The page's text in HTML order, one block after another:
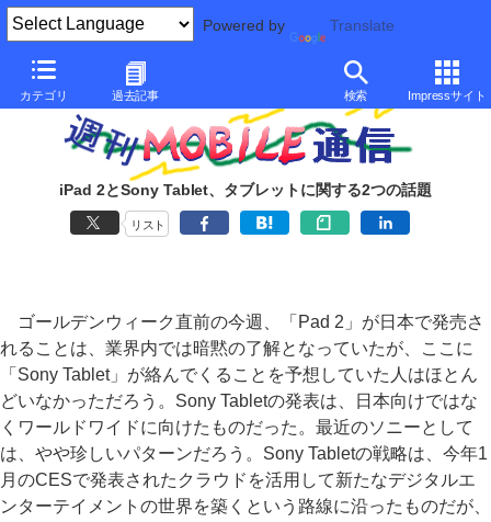
Powered by Translate
カテゴリ 過去記事 検索 Impressサイト
iPad 2とSony Tablet、タブレットに関する2つの話題
リスト
ゴールデンウィーク直前の今週、「Pad 2」が日本で発売さ
れることは、業界内では暗黙の了解となっていたが、ここに
「Sony Tablet」が絡んでくることを予想していた人はほとん
どいなかっただろう。Sony Tabletの発表は、日本向けではな
くワールドワイドに向けたものだった。最近のソニーとして
は、やや珍しいパターンだろう。Sony Tabletの戦略は、今年1
月のCESで発表されたクラウドを活用して新たなデジタルエ
ンターテイメントの世界を築くという路線に沿ったものだが、